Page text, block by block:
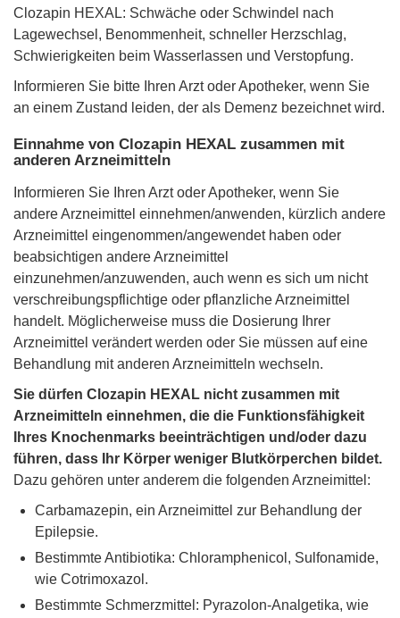
Clozapin HEXAL: Schwäche oder Schwindel nach
Lagewechsel, Benommenheit, schneller Herzschlag,
Schwierigkeiten beim Wasserlassen und Verstopfung.
Informieren Sie bitte Ihren Arzt oder Apotheker, wenn Sie
an einem Zustand leiden, der als Demenz bezeichnet wird.
Einnahme von Clozapin HEXAL zusammen mit
anderen Arzneimitteln
Informieren Sie Ihren Arzt oder Apotheker, wenn Sie
andere Arzneimittel einnehmen/anwenden, kürzlich andere
Arzneimittel eingenommen/angewendet haben oder
beabsichtigen andere Arzneimittel
einzunehmen/anzuwenden, auch wenn es sich um nicht
verschreibungspflichtige oder pflanzliche Arzneimittel
handelt. Möglicherweise muss die Dosierung Ihrer
Arzneimittel verändert werden oder Sie müssen auf eine
Behandlung mit anderen Arzneimitteln wechseln.
Sie dürfen Clozapin HEXAL nicht zusammen mit
Arzneimitteln einnehmen, die die Funktionsfähigkeit
Ihres Knochenmarks beeinträchtigen und/oder dazu
führen, dass Ihr Körper weniger Blutkörperchen bildet.
Dazu gehören unter anderem die folgenden Arzneimittel:
Carbamazepin, ein Arzneimittel zur Behandlung der
Epilepsie.
Bestimmte Antibiotika: Chloramphenicol, Sulfonamide,
wie Cotrimoxazol.
Bestimmte Schmerzmittel: Pyrazolon-Analgetika, wie